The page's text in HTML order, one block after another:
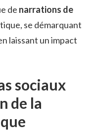
de narrations de
se démarquant
laissant un impact
sociaux
de la